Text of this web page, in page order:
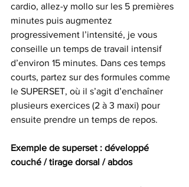
cardio, allez-y mollo sur les 5 premières
minutes puis augmentez
progressivement l’intensité, je vous
conseille un temps de travail intensif
d’environ 15 minutes. Dans ces temps
courts, partez sur des formules comme
le SUPERSET, où il s’agit d’enchaîner
plusieurs exercices (2 à 3 maxi) pour
ensuite prendre un temps de repos.
Exemple de superset : développé
couché / tirage dorsal / abdos